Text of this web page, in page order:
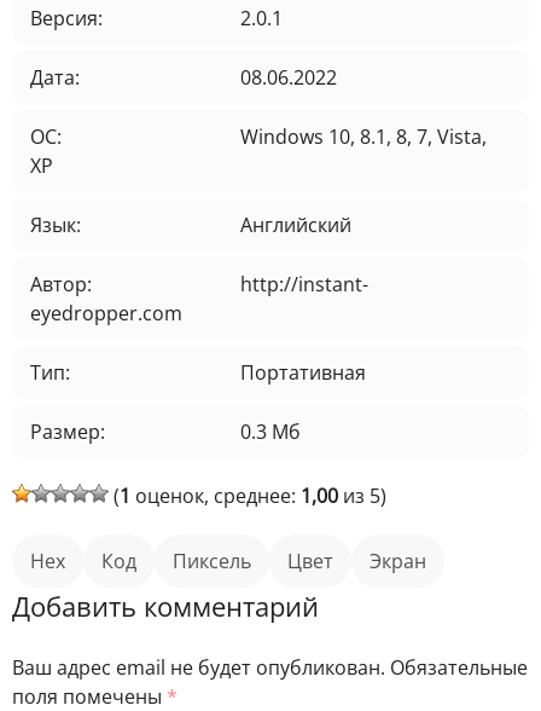
Версия: 2.0.1
Дата: 08.06.2022
ОС:
Windows 10, 8.1, 8, 7, Vista,
XP
Язык: Английский
Автор:
http://instant-
eyedropper.com
Тип: Портативная
Размер: 0.3 Мб
(1 оценок, среднее: 1,00 из 5)
Hex код пиксель цвет экран
Добавить комментарий
Ваш адрес email не будет опубликован. Обязательные
поля помечены *